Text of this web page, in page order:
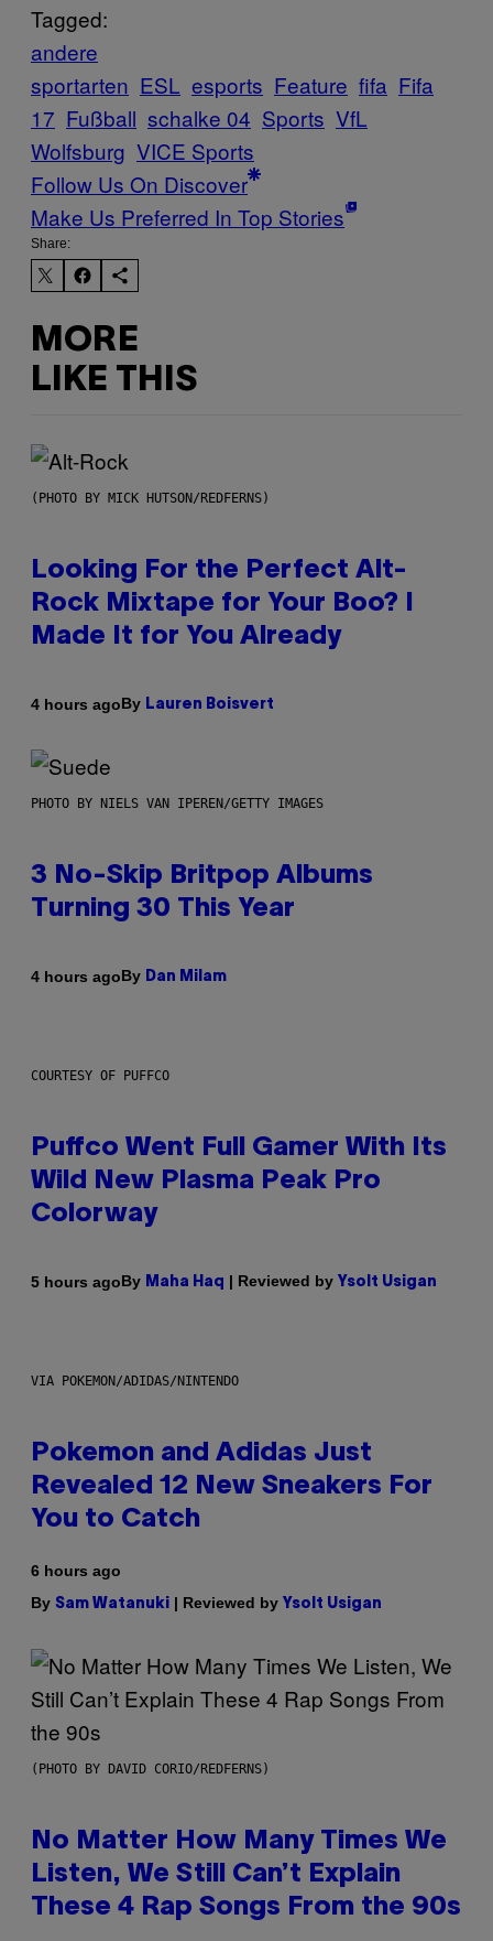
Tagged:
andere
sportarten ESL esports Feature fifa Fifa
17 Fußball schalke 04 Sports VfL
Wolfsburg VICE Sports
Follow Us On Discover
Make Us Preferred In Top Stories
Share:
MORE
LIKE THIS
(PHOTO BY MICK HUTSON/REDFERNS)
Looking For the Perfect Alt-
Rock Mixtape for Your Boo? I
Made It for You Already
4 hours agoBy Lauren Boisvert
PHOTO BY NIELS VAN IPEREN/GETTY IMAGES
3 No-Skip Britpop Albums
Turning 30 This Year
4 hours agoBy Dan Milam
COURTESY OF PUFFCO
Puffco Went Full Gamer With Its
Wild New Plasma Peak Pro
Colorway
5 hours agoBy Maha Haq | Reviewed by Ysolt Usigan
VIA POKEMON/ADIDAS/NINTENDO
Pokemon and Adidas Just
Revealed 12 New Sneakers For
You to Catch
6 hours ago
By Sam Watanuki | Reviewed by Ysolt Usigan
(PHOTO BY DAVID CORIO/REDFERNS)
No Matter How Many Times We
Listen, We Still Can’t Explain
These 4 Rap Songs From the 90s